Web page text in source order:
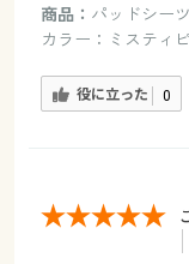
商品： パッドシー
カラー：ミスティピ
役に立った 0